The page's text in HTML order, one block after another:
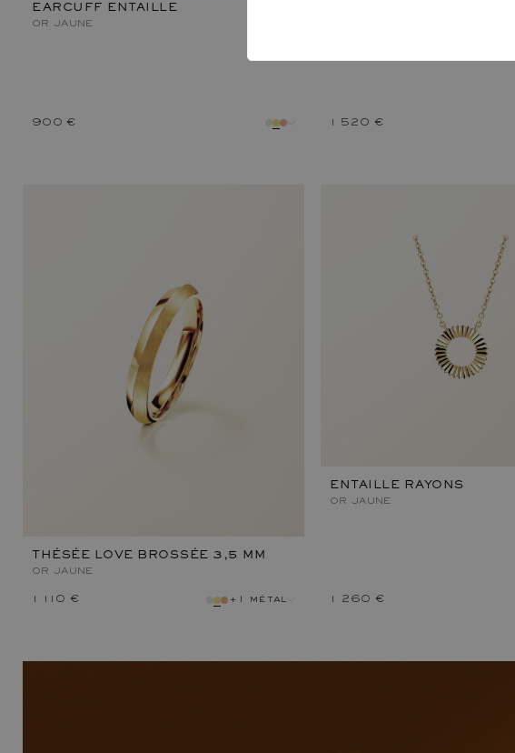
EARCUFF ENTAILLE
OR JAUNE
900 € 1 520 €
THÉSÉE LOVE BROSSÉE 3,5 MM
OR JAUNE
1 110 € +1 métal
ENTAILLE RAYONS
OR JAUNE
1 260 €